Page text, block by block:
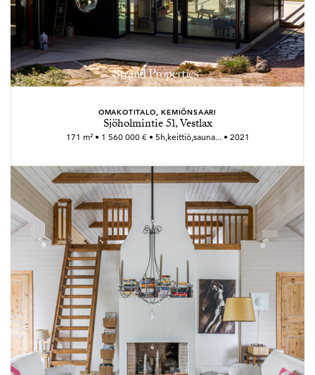
OMAKOTITALO, KEMIÖNSAARI
Sjöholmintie 51, Vestlax
171 m² • 1 560 000 € • 5h,keittiö,sauna... • 2021